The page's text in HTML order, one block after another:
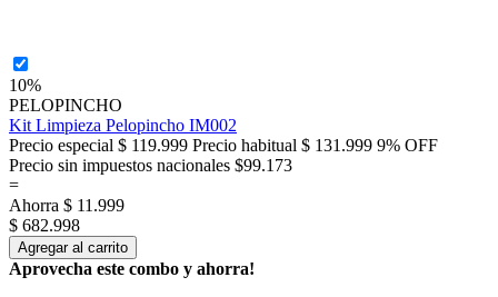
10%
PELOPINCHO
Kit Limpieza Pelopincho IM002
Precio especial $ 119.999 Precio habitual $ 131.999 9% OFF
Precio sin impuestos nacionales $99.173
=
Ahorra $ 11.999
$ 682.998
Agregar al carrito
Aprovecha este combo y ahorra!